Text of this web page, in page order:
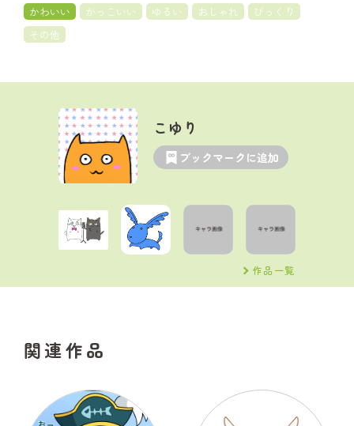
かわいい
かっこいい ゆるい おしゃれ
びっくり
その他
こゆり
ブックマークに追加
作品一覧
関連作品